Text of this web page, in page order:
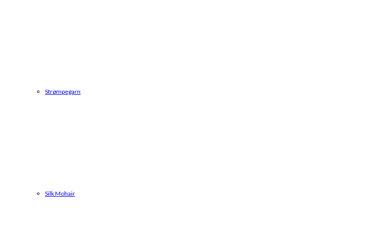
Strømpegarn
Silk Mohair